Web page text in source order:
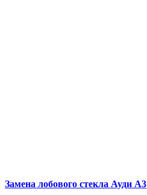
Замена лобового стекла Ауди А3